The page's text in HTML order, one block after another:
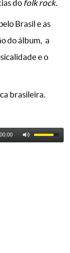
do folk rock.
Brasil e as
do álbum, a
e o
brasileira.